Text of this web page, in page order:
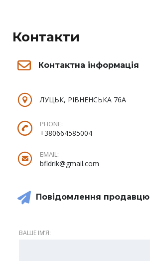
Контакти
Контактна інформація
ЛУЦЬК, РІВНЕНСЬКА 76А
PHONE:
+380664585004
EMAIL:
bfidrik@gmail.com
Повідомлення продавцю
ВАШЕ ІМʼЯ: